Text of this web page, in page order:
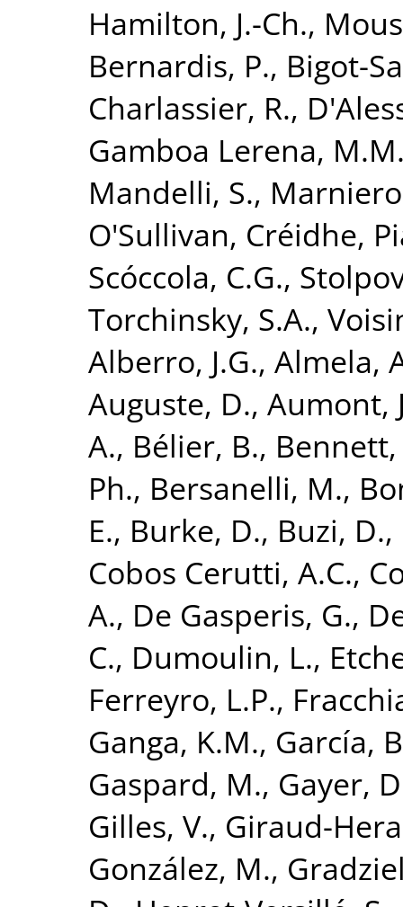
Hamilton, J.-Ch.,
Bernardis, P., Bigot-
Charlassier, R.,
Gamboa Lerena,
Mandelli, S.,
O'Sullivan, Créidhe,
Scóccola, C.G.,
Torchinsky, S.A.,
Alberro, J.G., Almela,
Auguste, D., Aumont,
A., Bélier, B.,
Ph., Bersanelli, M.,
E., Burke, D., Buzi, D.,
Cobos Cerutti, A.C.,
A., De Gasperis, G.,
C., Dumoulin, L.,
Ferreyro, L.P.,
Ganga, K.M., García,
Gaspard, M., Gayer,
Gilles, V., Giraud-
González, M.,